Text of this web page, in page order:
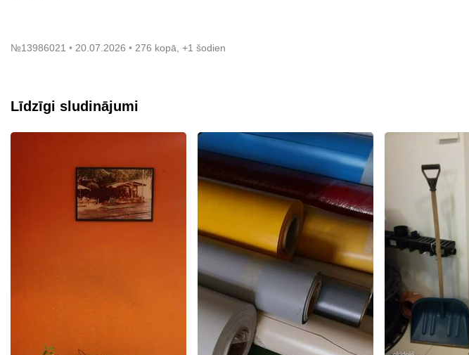
№13986021 20.07.2026 276 kopā, +1 šodien
Līdzīgi sludinājumi